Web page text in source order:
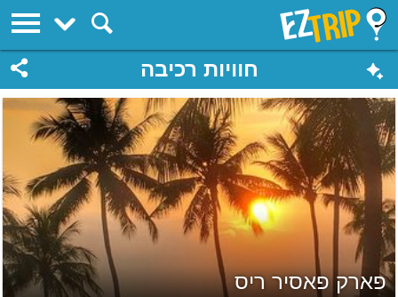
EZTrip
חוויות רכיבה
פארק פאסיר ריס